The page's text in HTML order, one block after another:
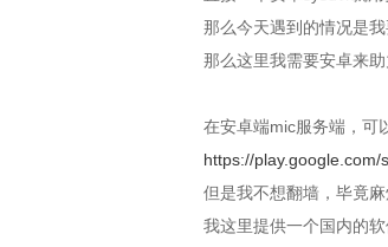
那么今天遇到的情况是
那么这里我需要安卓来
在安卓端mic服务端，可
https://
但是我不想翻墙，毕竟麻
我这里提供一个国内的